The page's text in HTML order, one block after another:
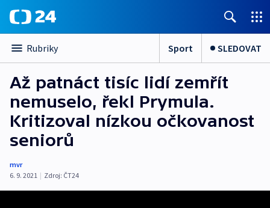
Rubriky Sport SLEDOVAT
Až patnáct tisíc lidí zemřít
nemuselo, řekl Prymula.
Kritizoval nízkou očkovanost
seniorů
mvr
6. 9. 2021 | Zdroj: ČT24